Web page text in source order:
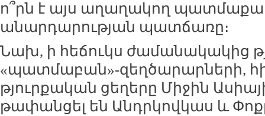
ո՞րն է այս աղաղակող
անարդարության պատճառը։
Նախ, ի հեճուկս ժամանակակից
«պատմաբան»-զեղծարարների,
թյուրքական ցեղերը Միջին
թափանցել են Անդրկովկաս և